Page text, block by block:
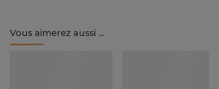
Vous aimerez aussi ...